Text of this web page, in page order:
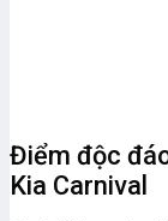
Điểm độc
Kia Carnival